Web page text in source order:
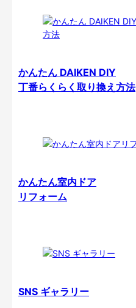
かんたん DAIKEN DIY
丁番らくらく取り換え方法
かんたん室内ドア
リフォーム
SNS ギャラリー